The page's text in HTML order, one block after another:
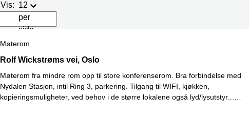
Vis: 12
per
side
Møterom
Rolf Wickstrøms vei 15b, Oslo
Rolf Wickstrøms vei, Oslo
Møterom fra mindre rom opp til store konferenserom. Bra forbindelse med
Nydalen Stasjon, intil Ring 3, parkering. Tilgang til WIFI, kjøkken,
kopieringsmuligheter, ved behov i de større lokalene også lyd/lysutstyr